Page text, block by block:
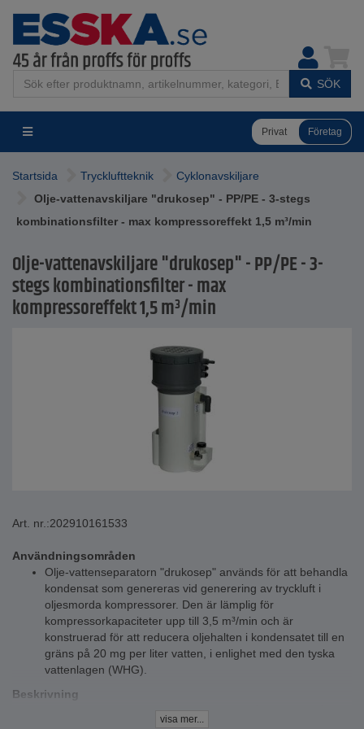
SÖK
Privat Företag
Startsida Tryckluftteknik
Cyklonavskiljare
Olje-vattenavskiljare "drukosep" - PP/PE - 3-stegs
kombinationsfilter - max kompressoreffekt 1,5 m³/min
Olje-vattenavskiljare "drukosep" - PP/PE - 3-
stegs kombinationsfilter - max
kompressoreffekt 1,5 m³/min
Art. nr.:202910161533
Användningsområden
Olje-vattenseparatorn "drukosep" används för att behandla
kondensat som genereras vid generering av tryckluft i
oljesmorda kompressorer. Den är lämplig för
kompressorkapaciteter upp till 3,5 m³/min och är
konstruerad för att reducera oljehalten i kondensatet till en
gräns på 20 mg per liter vatten, i enlighet med den tyska
vattenlagen (WHG).
Beskrivning
visa mer...